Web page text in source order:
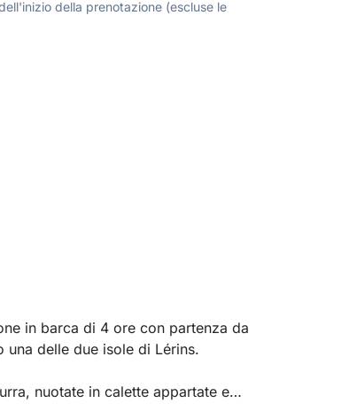
della prenotazione (escluse le
in barca di 4 ore con partenza da
delle due isole di Lérins.
nuotate in calette appartate e